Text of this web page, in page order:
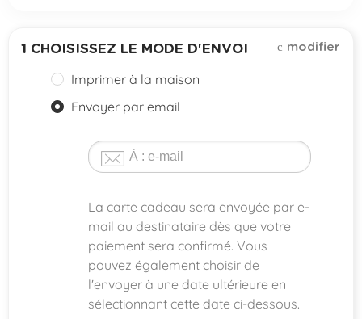
1 CHOISISSEZ LE MODE D'ENVOI modifier
Imprimer à la maison
Envoyer par email
La carte cadeau sera envoyée par e-
mail au destinataire dès que votre
paiement sera confirmé. Vous
pouvez également choisir de
l'envoyer à une date ultérieure en
sélectionnant cette date ci-dessous.